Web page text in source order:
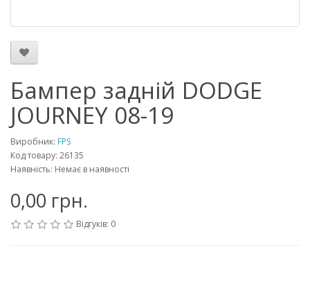
Бампер задній DODGE
JOURNEY 08-19
Виробник: FPS
Код товару: 26135
Наявність: Немає в наявності
0,00 грн.
Відгуків: 0